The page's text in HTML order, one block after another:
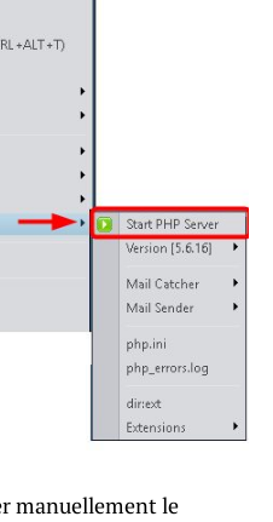
manuellement le